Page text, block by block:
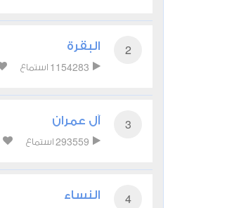
2 البقرة
1154283 استماع
3 آل عمران
293559 استماع
4 النساء